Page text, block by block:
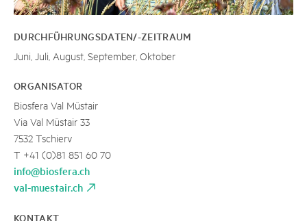
DURCHFÜHRUNGSDATEN/-ZEITRAUM
Juni, Juli, August, September, Oktober
ORGANISATOR
Biosfera Val Müstair
Via Val Müstair 33
7532 Tschierv
T +41 (0)81 851 60 70
info@biosfera.ch
val-muestair.ch
KONTAKT